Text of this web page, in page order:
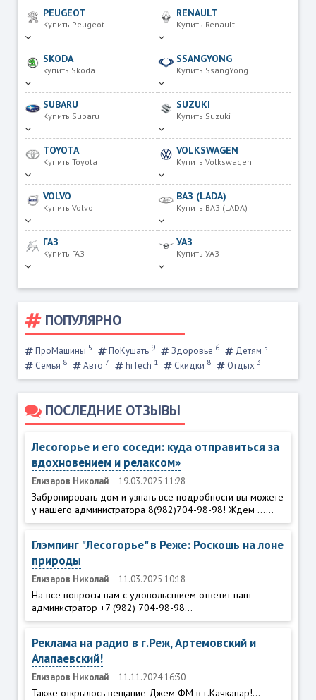
PEUGEOT
Купить Peugeot
RENAULT
Купить Renault
SKODA
купить Skoda
SSANGYONG
Купить SsangYong
SUBARU
Купить Subaru
SUZUKI
Купить Suzuki
TOYOTA
Купить Toyota
VOLKSWAGEN
Купить Volkswagen
VOLVO
Купить Volvo
ВАЗ (LADA)
Купить ВАЗ (LADA)
ГАЗ
Купить ГАЗ
УАЗ
Купить УАЗ
ПОПУЛЯРНО
ПроМашины 5 ПоКушать 9 Здоровье 6 Детям 5
Семья 8 Авто 7 hiTech 1 Скидки 8 Отдых 3
ПОСЛЕДНИЕ ОТЗЫВЫ
Лесогорье и его соседи: куда отправиться за
вдохновением и релаксом»
Елизаров Николай 19.03.2025 11:28
Забронировать дом и узнать все подробности вы можете
у нашего администратора 8(982)704-98-98! Ждем ......
Глэмпинг "Лесогорье" в Реже: Роскошь на лоне
природы
Елизаров Николай 11.03.2025 10:18
На все вопросы вам с удовольствием ответит наш
администратор +7 (982) 704-98-98...
Реклама на радио в г.Реж, Артемовский и
Алапаевский!
Елизаров Николай 11.11.2024 16:30
Также открылось вещание Джем ФМ в г.Качканар!...